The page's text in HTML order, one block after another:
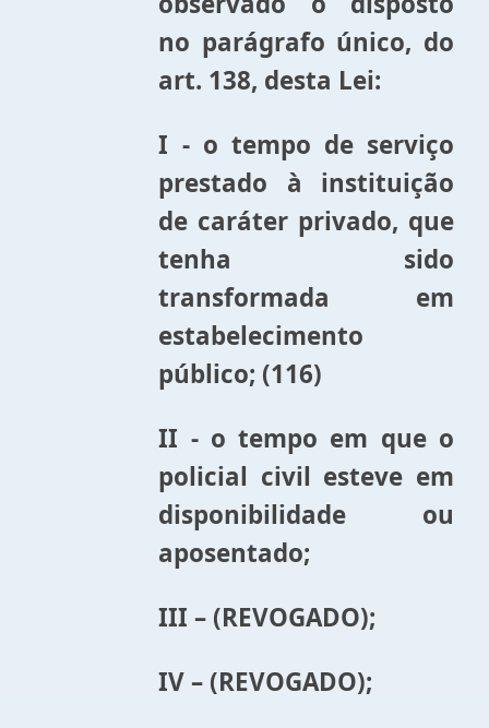
no parágrafo único, do
art. 138, desta Lei:
I - o tempo de serviço
prestado à instituição
de caráter privado, que
tenha sido
transformada em
estabelecimento
público; (116)
II - o tempo em que o
policial civil esteve em
disponibilidade ou
aposentado;
III – (REVOGADO);
IV – (REVOGADO);